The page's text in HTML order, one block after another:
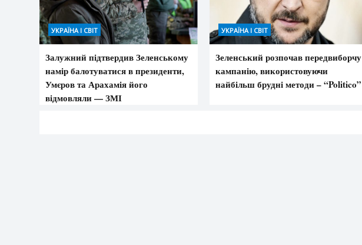
УКРАЇНА І СВІТ
Залужний підтвердив Зеленському
намір балотуватися в президенти,
Умєров та Арахамія його
відмовляли — ЗМІ
УКРАЇНА І СВІТ
Зеленський розпочав передвиборчу
кампанію, використовуючи
найбільш брудні методи – “Politico”